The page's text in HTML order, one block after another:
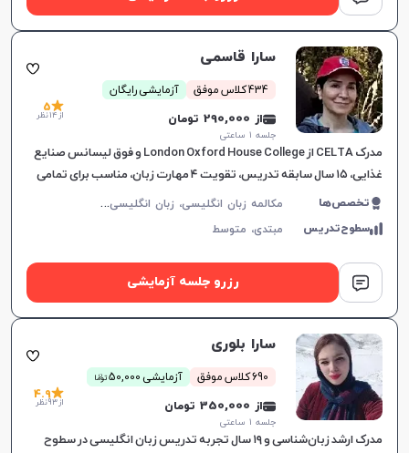
سارا قاسمی
434 کلاس موفق آزمایشی رایگان
از 290,000 تومان
جلسه ۱ ساعتی
5
از 14 نظر
مدرک CELTA از London Oxford House College و فوق لیسانس صنایع
غذایی، ۱۵ سال سابقه تدریس، تقویت ۴ مهارت زبان، مناسب برای تمامی
سطوح، برای پیشرفت دانشجویان.
تخصص‌ها م
کالمه زبان انگلیسی، زبان انگلیسی عمومی، گرامر زبان انگلیسی، زبان انگلیسی بریتیش
سطوح‌تدریس مبتدی، متوسط
رزرو جلسه آزمایشی
سارا بلوری
690 کلاس موفق آزمایشی 50,000 توما
ن
از 350,000 تومان
جلسه ۱ ساعتی
4.9
از 93 نظر
مدرک ارشد زبان‌شناسی و ۱۹ سال تجربه تدریس زبان انگلیسی در سطوح